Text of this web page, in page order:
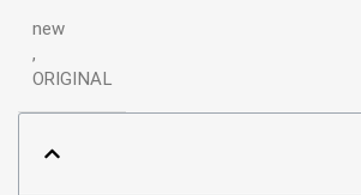
new
,
ORIGINAL